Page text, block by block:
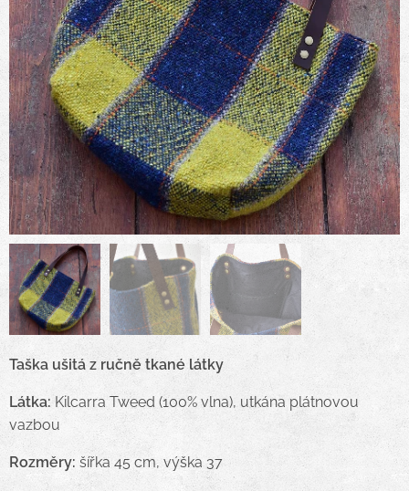
Taška ušitá z ručně tkané látky
Látka: Kilcarra Tweed (100% vlna), utkána plátnovou
vazbou
Rozměry: šířka 45 cm, výška 37